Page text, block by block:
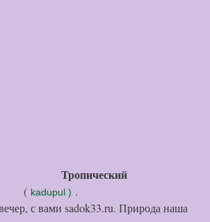
Тропический
( kadupul ) .
вами sadok33.ru. Природа наша